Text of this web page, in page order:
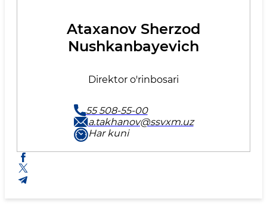
Ataxanov Sherzod
Nushkanbayevich
Direktor o'rinbosari
55 508-55-00
a.takhanov@ssvxm.uz
Har kuni